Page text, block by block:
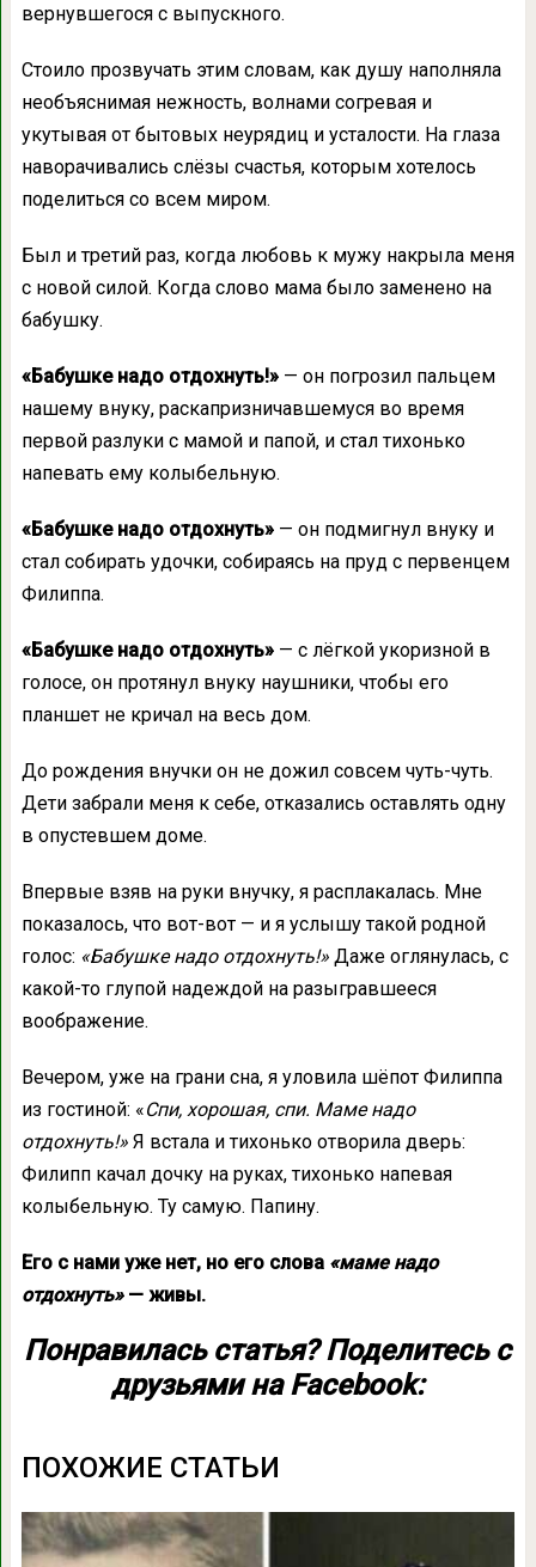
вернувшегося с выпускного.
Стоило прозвучать этим словам, как душу наполняла
необъяснимая нежность, волнами согревая и
укутывая от бытовых неурядиц и усталости. На глаза
наворачивались слёзы счастья, которым хотелось
поделиться со всем миром.
Был и третий раз, когда любовь к мужу накрыла меня
с новой силой. Когда слово мама было заменено на
бабушку.
«Бабушке надо отдохнуть!»— он погрозил пальцем
нашему внуку, раскапризничавшемуся во время
первой разлуки с мамой и папой, и стал тихонько
напевать ему колыбельную.
«Бабушке надо отдохнуть»— он подмигнул внуку и
стал собирать удочки, собираясь на пруд с первенцем
Филиппа.
«Бабушке надо отдохнуть»— с лёгкой укоризной в
голосе, он протянул внуку наушники, чтобы его
планшет не кричал на весь дом.
До рождения внучки он не дожил совсем чуть-чуть.
Дети забрали меня к себе, отказались оставлять одну
в опустевшем доме.
Впервые взяв на руки внучку, я расплакалась. Мне
показалось, что вот-вот — и я услышу такой родной
голос: «Бабушке надо отдохнуть!»Даже оглянулась, с
какой-то глупой надеждой на разыгравшееся
воображение.
Вечером, уже на грани сна, я уловила шёпот Филиппа
из гостиной: «Спи, хорошая, спи. Маме надо
отдохнуть!»Я встала и тихонько отворила дверь:
Филипп качал дочку на руках, тихонько напевая
колыбельную. Ту самую. Папину.
Его с нами уже нет, но его слова «маме надо
отдохнуть»— живы.
Понравилась статья? Поделитесь с
друзьями на Facebook:
ПОХОЖИЕ СТАТЬИ